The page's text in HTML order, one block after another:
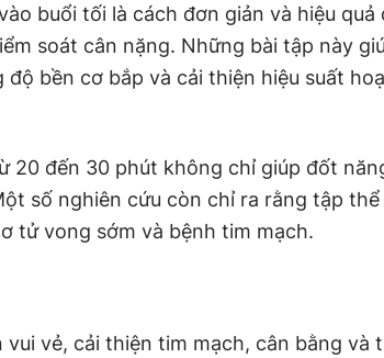
buổi tối là cách đơn giản và hiệu quả
soát cân nặng. Những bài tập này
bền cơ bắp và cải thiện hiệu suất
20 đến 30 phút không chỉ giúp đốt
số nghiên cứu còn chỉ ra rằng tập thể
tử vong sớm và bệnh tim mạch.
vẻ, cải thiện tim mạch, cân bằng và